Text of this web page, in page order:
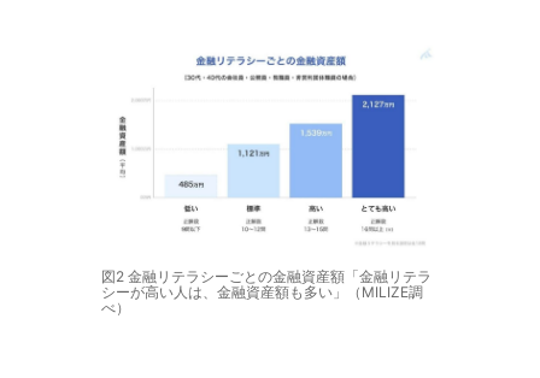
図2 金融リテラシーごとの金融資産額「金融リテラ
シーが高い人は、金融資産額も多い」（MILIZE調
べ）